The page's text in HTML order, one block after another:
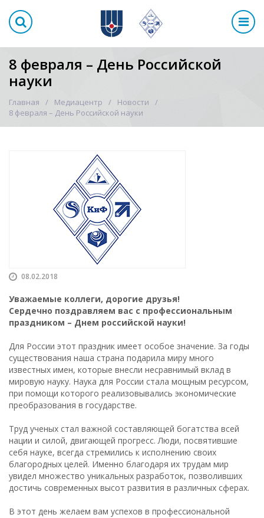
8 февраля – День Российской
науки
Главная Медиацентр
Новости
8 февраля – День Российской науки
08.02.2018
Уважаемые коллеги, дорогие друзья!
Сердечно поздравляем вас с профессиональным
праздником – Днем российской науки!
Для России этот праздник имеет особое значение. За годы
существования наша страна подарила миру много
известных имен, которые внесли несравнимый вклад в
мировую науку. Наука для России стала мощным ресурсом,
при помощи которого реализовывались экономические
преобразования в государстве.
Труд ученых стал важной составляющей богатства всей
нации и силой, двигающей прогресс. Люди, посвятившие
себя науке, всегда стремились к исполнению своих
благородных целей. Именно благодаря их трудам мир
увидел множество уникальных разработок, позволивших
достичь современных высот развития в различных сферах.
В этот день желаем вам успехов в профессиональной